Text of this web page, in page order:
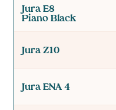
Jura E8
Piano Black
Jura Z10
Jura ENA 4